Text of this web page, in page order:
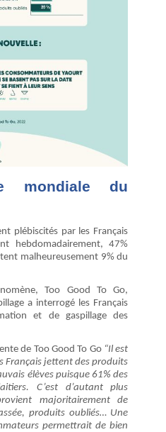
mondiale du
plébiscités par les Français
hebdomadairement, 47%
malheureusement 9% du
Too Good To Go,
a interrogé les Français
et de gaspillage des
de Too Good To Go “Il est
Français jettent des produits
élèves puisque 61% des
C’est d’autant plus
majoritairement de
produits oubliés… Une
permettrait de bien